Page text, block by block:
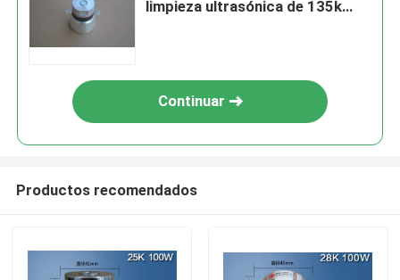
limpieza ultrasónica de 135k
Continuar
Productos recomendados